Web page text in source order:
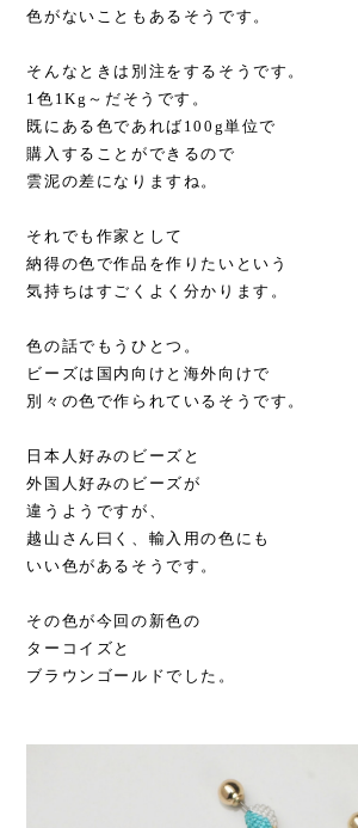
色がないこともあるそうです。
そんなときは別注をするそうです。
1色1Kg～だそうです。
既にある色であれば100g単位で
購入することができるので
雲泥の差になりますね。
それでも作家として
納得の色で作品を作りたいという
気持ちはすごくよく分かります。
色の話でもうひとつ。
ビーズは国内向けと海外向けで
別々の色で作られているそうです。
日本人好みのビーズと
外国人好みのビーズが
違うようですが、
越山さん曰く、輸入用の色にも
いい色があるそうです。
その色が今回の新色の
ターコイズと
ブラウンゴールドでした。